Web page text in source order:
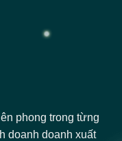
phong trong từng
doanh doanh xuất